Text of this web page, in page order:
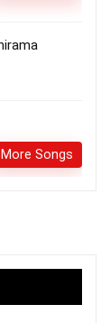
More Songs